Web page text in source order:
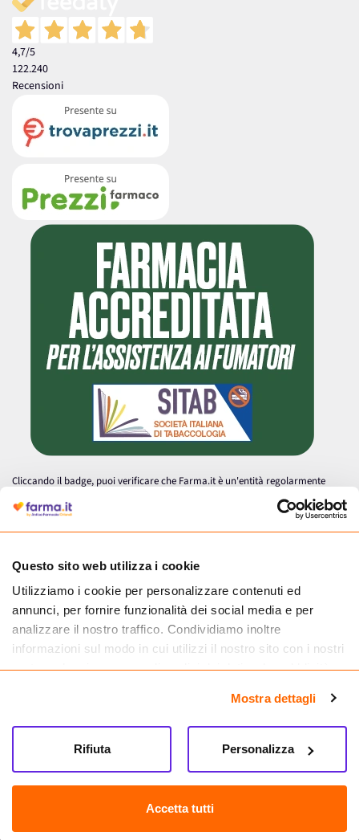
Questo sito web utilizza i cookie
Utilizziamo i cookie per personalizzare contenuti ed
annunci, per fornire funzionalità dei social media e per
analizzare il nostro traffico. Condividiamo inoltre
informazioni sul modo in cui utilizzi il nostro sito con i nostri
partner che si occupano di analisi dei dati web, pubblicità e
informazioni che hai fornito loro o che hanno raccolto dal
tuo utilizzo dei loro servizi.
Mostra dettagli
Accetta tutti
Personalizza
Rifiuta
4,7/5
122.240
Recensioni
Cliccando il badge, puoi verificare che Farma.it è un'entità regolarmente
autorizzata dal Ministero della Salute a effettuare la vendita online di
medicinali.
Farma.it S.a.s. P. IVA 07417261216 REA: NA-884088
CREDITS
Sede legale Via delle Repubbliche Marinare 128, 80147 Napoli